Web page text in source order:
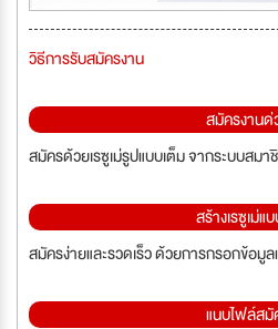
วิธีการรับสมัครงาน
สมัครงานด่
สมัครด้วยเรซูเม่รูปแบบเต็ม จากระบบสม
สร้างเรซูเม่แ
สมัครง่ายและรวดเร็ว ด้วยการกรอกข้อมู
แนบไฟล์สมั